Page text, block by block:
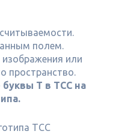
полем.
изображения или
пространство.
буквы Т в ТСС на